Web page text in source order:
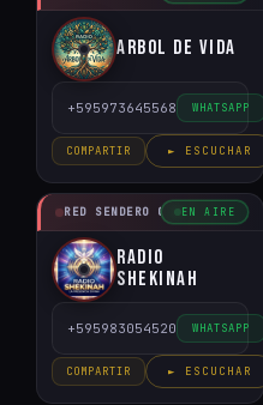
Arbol de Vida
+595973645568 WHATSAPP
COMPARTIR ► ESCUCHAR
RED SENDERO CRISTIANO
EN AIRE
Radio
Shekinah
+595983054520 WHATSAPP
COMPARTIR ► ESCUCHAR